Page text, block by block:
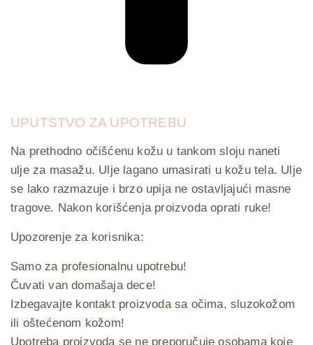
UPUTSTVO ZA UPOTREBU
Na prethodno očišćenu kožu u tankom sloju naneti
ulje za masažu. Ulje lagano umasirati u kožu tela. Ulje
se lako razmazuje i brzo upija ne ostavljajući masne
tragove. Nakon korišćenja proizvoda oprati ruke!
Upozorenje za korisnika:
Samo za profesionalnu upotrebu!
Čuvati van domašaja dece!
Izbegavajte kontakt proizvoda sa očima, sluzokožom
ili oštećenom kožom!
Upotreba proizvoda se ne preporučuje osobama koje